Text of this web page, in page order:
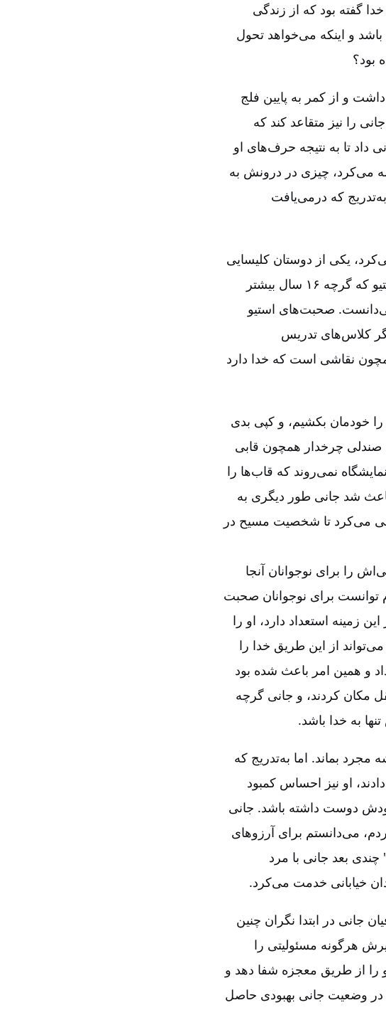
گفته بود که از زندگی
و اینكه می‌خواهد تحول
بود؟
و از کمر به پایین فلج
را نیز متقاعد کند که
داد تا به نتیجه حرف‌های او
می‌کرد، چیزی در درونش به
که درمی‌یافت
یکی از دوستان کلیسایی‌
خود را نزد جانی ‌برد. این شخص پسر پرشور و باایمانی بود به‌نام استیو که گرچه ۱۶ سال بیشتر
صحبت‌های استیو
کلاس‌های تدریس
نقاشی است که خدا دارد
خودمان بکشیم، و کپی بدی
صندلی چرخدار همچون قابی
نمی‌روند که قاب‌ها را
شد جانی طور دیگری به
می‌کرد تا شخصیت مسیح در
را برای نوجوانان آنجا
توانست برای نوجوانان صحبت
زمینه استعداد دارد، او را
از این طریق خدا را
و همین امر باعث شده بود
مکان ‌کردند، و جانی گرچه
به خدا باشد.
بماند. اما به‌تدریج که
او نیز احساس کمبود
دوست داشته باشد. جانی
می‌دانستم برای آرزوهای
بعد جانی با مرد
خیابانی خدمت می‌کرد.
جانی در ابتدا نگران چنین
هرگونه مسئولیتی را
را از طریق معجزه شفا دهد و
در وضعیت جانی بهبودی حاصل